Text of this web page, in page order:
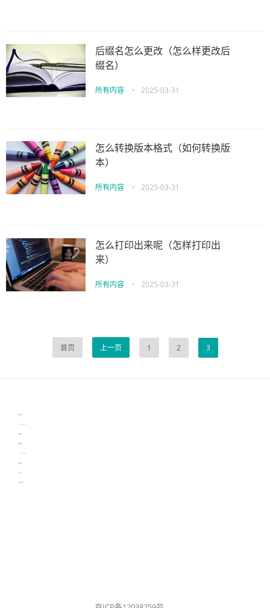
后缀名怎么更改（怎么样更改后
缀名）
所有内容 • 2025-03-31
怎么转换版本格式（如何转换版
本）
所有内容 • 2025-03-31
怎么打印出来呢（怎样打印出
来）
所有内容 • 2025-03-31
首页 上一页 1 2 3